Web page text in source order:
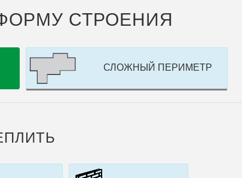
СТРОЕНИЯ
СЛОЖНЫЙ ПЕРИМЕТР